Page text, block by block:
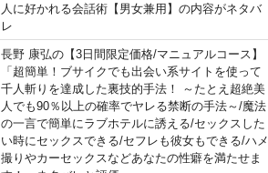
人に好かれる会話術【男女兼用】の内容がネタバ
レ
長野 康弘の【3日間限定価格/マニュアルコース】
「超簡単！ブサイクでも出会い系サイトを使って
千人斬りを達成した裏技的手法！ ～たとえ超絶美
人でも90％以上の確率でヤレる禁断の手法～/魔法
の一言で簡単にラブホテルに誘える/セックスした
い時にセックスできる/セフレも彼女もできる/ハメ
撮りやカーセックスなどあなたの性癖を満たせま